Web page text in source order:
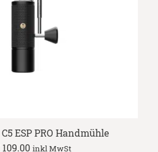
ESP PRO Handmühle
109.00 inkl MwSt